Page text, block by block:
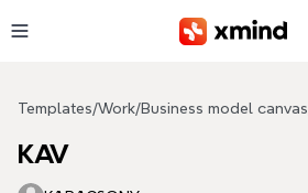
Templates/Work/Business model canvas
KAV